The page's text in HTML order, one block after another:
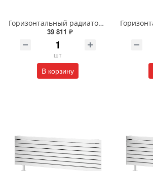
Горизонтальный радиатор с боковым подключением напольный Arbiola Gorizont Liner HZ 91598 250 х 28 см белый
39 811 ₽
шт
В корзину